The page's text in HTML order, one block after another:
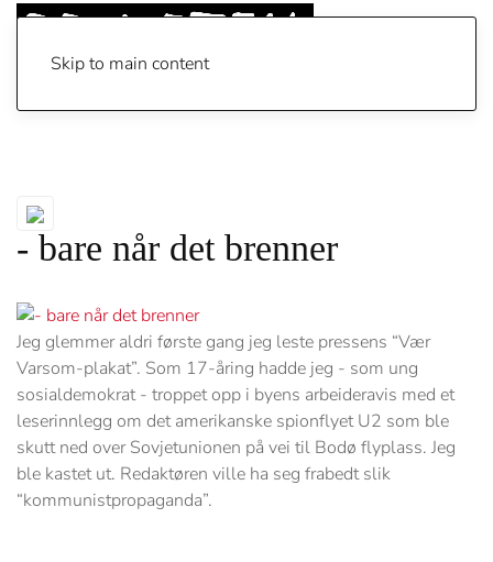
Skip to main content
- bare når det brenner
Jeg glemmer aldri første gang jeg leste pressens “Vær
Varsom-plakat”. Som 17-åring hadde jeg - som ung
sosialdemokrat - troppet opp i byens arbeideravis med et
leserinnlegg om det amerikanske spionflyet U2 som ble
skutt ned over Sovjetunionen på vei til Bodø flyplass. Jeg
ble kastet ut. Redaktøren ville ha seg frabedt slik
“kommunistpropaganda”.